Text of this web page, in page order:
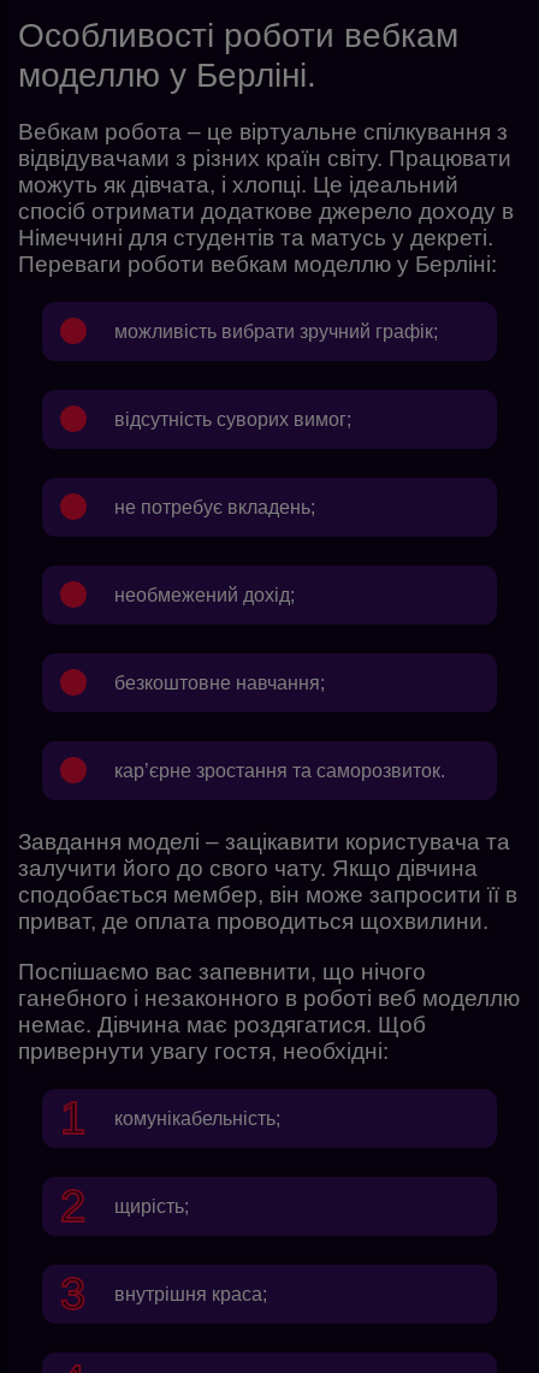
Особливості роботи вебкам
моделлю у Берліні.
Вебкам робота – це віртуальне спілкування з
відвідувачами з різних країн світу. Працювати
можуть як дівчата, і хлопці. Це ідеальний
спосіб отримати додаткове джерело доходу в
Німеччині для студентів та матусь у декреті.
Переваги роботи вебкам моделлю у Берліні:
можливість вибрати зручний графік;
відсутність суворих вимог;
не потребує вкладень;
необмежений дохід;
безкоштовне навчання;
кар’єрне зростання та саморозвиток.
Завдання моделі – зацікавити користувача та
залучити його до свого чату. Якщо дівчина
сподобається мембер, він може запросити її в
приват, де оплата проводиться щохвилини.
Поспішаємо вас запевнити, що нічого
ганебного і незаконного в роботі веб моделлю
немає. Дівчина має роздягатися. Щоб
привернути увагу гостя, необхідні:
комунікабельність;
щирість;
внутрішня краса;